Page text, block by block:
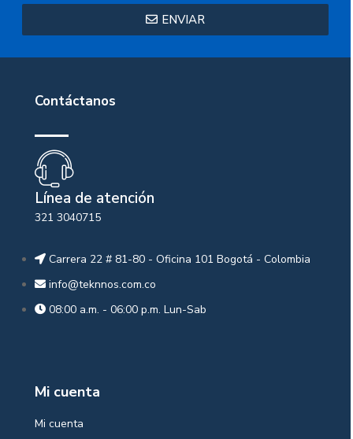
ENVIAR
Contáctanos
Línea de atención
321 3040715
Carrera 22 # 81-80 - Oficina 101 Bogotá - Colombia
info@teknnos.com.co
08:00 a.m. - 06:00 p.m. Lun-Sab
Mi cuenta
Mi cuenta